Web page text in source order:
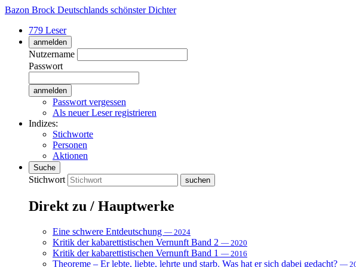
Bazon Brock Deutschlands schönster Dichter
779 Leser
anmelden
Nutzername
Passwort
Passwort vergessen
Als neuer Leser registrieren
Indizes:
Stichworte
Personen
Aktionen
Suche
Stichwort
Direkt zu / Hauptwerke
Eine schwere Entdeutschung — 2024
Kritik der kabarettistischen Vernunft Band 2 — 2020
Kritik der kabarettistischen Vernunft Band 1 — 2016
Theoreme – Er lebte, liebte, lehrte und starb. Was hat er sich dabei gedacht? —